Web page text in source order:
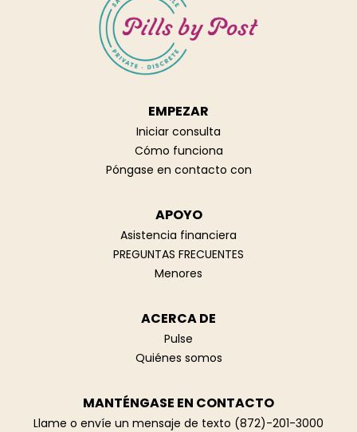
EMPEZAR
Iniciar consulta
Cómo funciona
Póngase en contacto con
APOYO
Asistencia financiera
PREGUNTAS FRECUENTES
Menores
ACERCA DE
Pulse
Quiénes somos
MANTÉNGASE EN CONTACTO
Llame o envíe un mensaje de texto (872)-201-3000